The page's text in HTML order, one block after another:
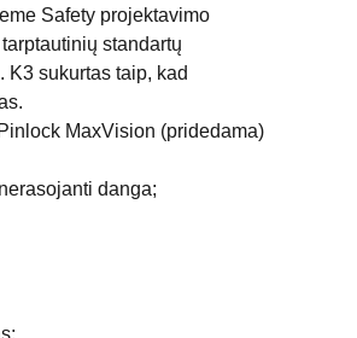
Safety projektavimo
standartų
K3 sukurtas taip, kad
MaxVision (pridedama)
danga;